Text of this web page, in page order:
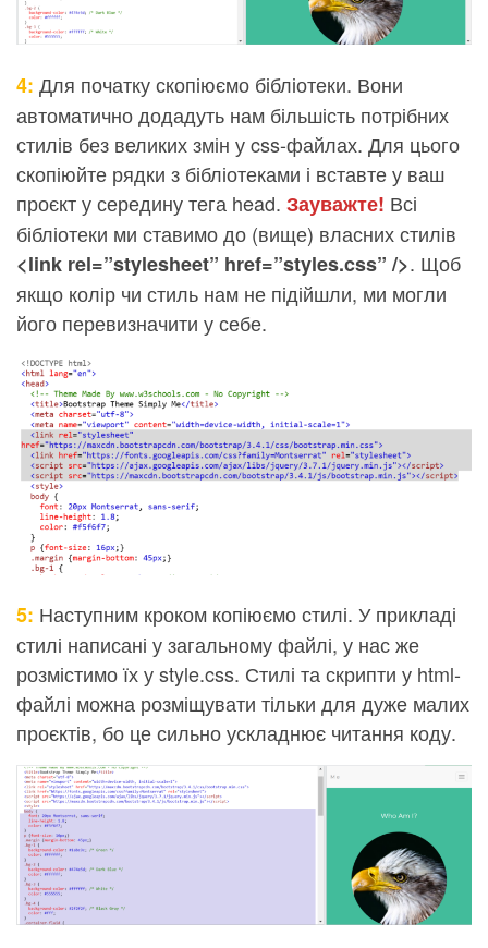
4: Для початку скопіюємо бібліотеки. Вони
автоматично додадуть нам більшість потрібних
стилів без великих змін у css-файлах. Для цього
скопіюйте рядки з бібліотеками і вставте у ваш
проєкт у середину тега head. Зауважте! Всі
бібліотеки ми ставимо до (вище) власних стилів
<link rel=”stylesheet” href=”styles.css” />. Щоб
якщо колір чи стиль нам не підійшли, ми могли
його перевизначити у себе.
5: Наступним кроком копіюємо стилі. У прикладі
стилі написані у загальному файлі, у нас же
розмістимо їх у style.css. Стилі та скрипти у html-
файлі можна розміщувати тільки для дуже малих
проєктів, бо це сильно ускладнює читання коду.